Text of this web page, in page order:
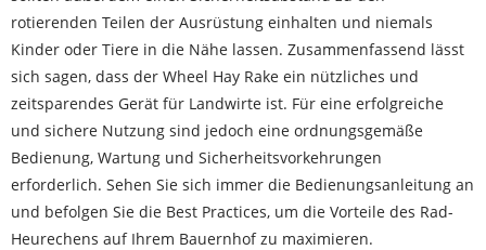
rotierenden Teilen der Ausrüstung einhalten und niemals
Kinder oder Tiere in die Nähe lassen. Zusammenfassend lässt
sich sagen, dass der Wheel Hay Rake ein nützliches und
zeitsparendes Gerät für Landwirte ist. Für eine erfolgreiche
und sichere Nutzung sind jedoch eine ordnungsgemäße
Bedienung, Wartung und Sicherheitsvorkehrungen
erforderlich. Sehen Sie sich immer die Bedienungsanleitung an
und befolgen Sie die Best Practices, um die Vorteile des Rad-
Heurechens auf Ihrem Bauernhof zu maximieren.